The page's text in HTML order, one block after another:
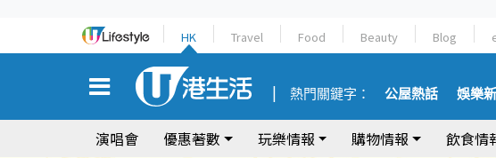
HK Travel Food Beauty Blog
熱門關鍵字： 公屋熱話 娛樂
演唱會 優惠著數 玩樂情報 購物情報 飲食情